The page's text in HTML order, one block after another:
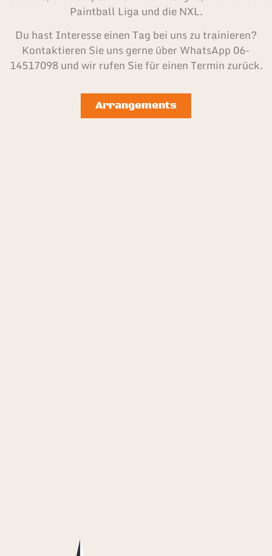
Paintball Liga und die NXL.
Du hast Interesse einen Tag bei uns zu trainieren?
Kontaktieren Sie uns gerne über WhatsApp 06-
14517098 und wir rufen Sie für einen Termin zurück.
Arrangements